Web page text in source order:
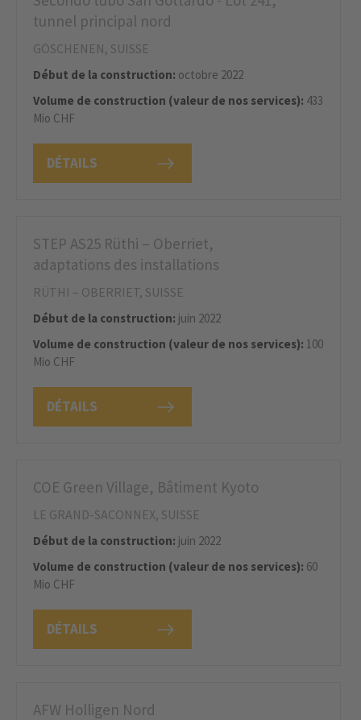
DÉTAILS
tunnel principal nord
GÖSCHENEN, SUISSE
Début de la construction: octobre 2022
Volume de construction (valeur de nos services): 433
Mio CHF
DÉTAILS
STEP AS25 Rüthi – Oberriet,
adaptations des installations
RÜTHI – OBERRIET, SUISSE
Début de la construction: juin 2022
Volume de construction (valeur de nos services): 100
Mio CHF
DÉTAILS
COE Green Village, Bâtiment Kyoto
LE GRAND-SACONNEX, SUISSE
Début de la construction: juin 2022
Volume de construction (valeur de nos services): 60
Mio CHF
AFW Holligen Nord